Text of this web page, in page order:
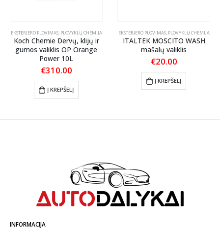
EKSTERJERO PLOVIMAS, PLOVYKLŲ CHEMIJA
Koch Chemie Dervų, klijų ir
gumos valiklis OP Orange
Power 10L
€310.00
Į KREPŠELĮ
EKSTERJERO PLOVIMAS, PLOVYKLŲ CHEMIJA
ITALTEK MOSCITO WASH
mašalų valiklis
€20.00
Į KREPŠELĮ
INFORMACIJA